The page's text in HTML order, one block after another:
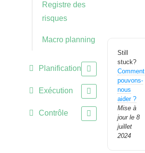
Registre des
risques
Macro planning
Planification
Exécution
Contrôle
Still
stuck?
Comment
pouvons-
nous
aider ?
Mise à
jour le 8
juillet
2024